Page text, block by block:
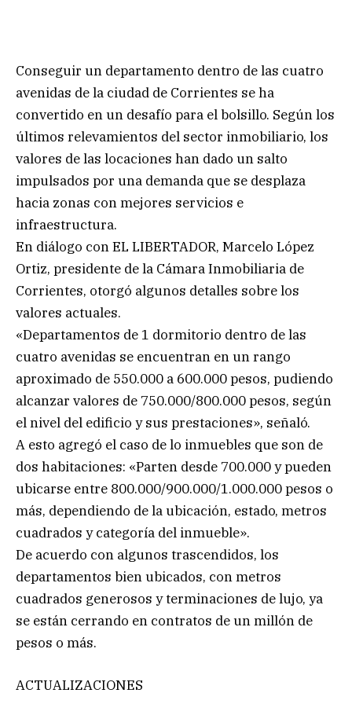
Conseguir un departamento dentro de las cuatro
avenidas de la ciudad de Corrientes se ha
convertido en un desafío para el bolsillo. Según los
últimos relevamientos del sector inmobiliario, los
valores de las locaciones han dado un salto
impulsados por una demanda que se desplaza
hacia zonas con mejores servicios e
infraestructura.
En diálogo con EL LIBERTADOR, Marcelo López
Ortiz, presidente de la Cámara Inmobiliaria de
Corrientes, otorgó algunos detalles sobre los
valores actuales.
«Departamentos de 1 dormitorio dentro de las
cuatro avenidas se encuentran en un rango
aproximado de 550.000 a 600.000 pesos, pudiendo
alcanzar valores de 750.000/800.000 pesos, según
el nivel del edificio y sus prestaciones», señaló.
A esto agregó el caso de lo inmuebles que son de
dos habitaciones: «Parten desde 700.000 y pueden
ubicarse entre 800.000/900.000/1.000.000 pesos o
más, dependiendo de la ubicación, estado, metros
cuadrados y categoría del inmueble».
De acuerdo con algunos trascendidos, los
departamentos bien ubicados, con metros
cuadrados generosos y terminaciones de lujo, ya
se están cerrando en contratos de un millón de
pesos o más.
ACTUALIZACIONES